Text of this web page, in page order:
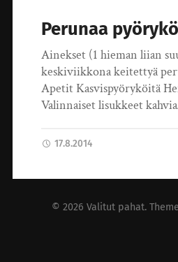
Perunaa
Ainekset (1 hieman liian
keskiviikkona keitettyä
Apetit Kasvispyöryköitä
Valinnaiset lisukkeet
17.8.2014
© 2026 Valitut pahat.